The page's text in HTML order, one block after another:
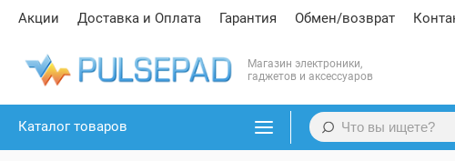
Магазин электроники,
гаджетов и аксессуаров
Акции Доставка и Оплата Гарантия Обмен/возврат
Каталог товаров